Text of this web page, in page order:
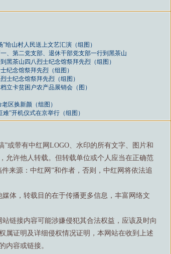
给山村人民送上文艺汇演（组图）
、第二党支部、退休干部党支部一行到黑茶山
黑茶山四八烈士纪念馆祭拜先烈（组图）
纪念馆祭拜先烈（组图）
士纪念馆祭拜先烈（组图）
立卡贫困户农产品展销会（图）
区换新颜（组图）
”开机仪式在京举行（组图）
”或带有中红网LOGO、水印的所有文字、图片和
允许他人转载。但转载单位或个人应当在正确范
来源：中红网”和作者，否则，中红网将依法追
体，转载目的在于传播更多信息，丰富网络文
链接内容可能涉嫌侵犯其合法权益，应该及时向
属证明及详细侵权情况证明，本网站在收到上述
内容或链接。